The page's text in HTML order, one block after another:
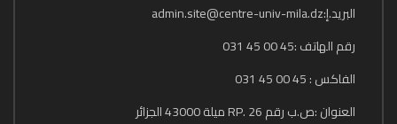
البريد.إ:admin.site@centre-univ-mila.dz
رقم الهاتف :45 00 45 031
الفاكس : 45 00 45 031
العنوان :ص.ب رقم 26 .RP ميلة 43000 الجزائر